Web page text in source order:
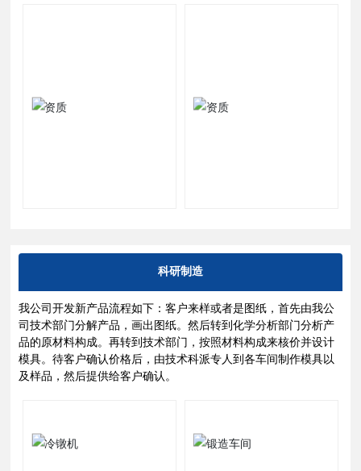
科研制造
我公司开发新产品流程如下：客户来样或者是图纸，首先由我公
司技术部门分解产品，画出图纸。然后转到化学分析部门分析产
品的原材料构成。再转到技术部门，按照材料构成来核价并设计
模具。待客户确认价格后，由技术科派专人到各车间制作模具以
及样品，然后提供给客户确认。